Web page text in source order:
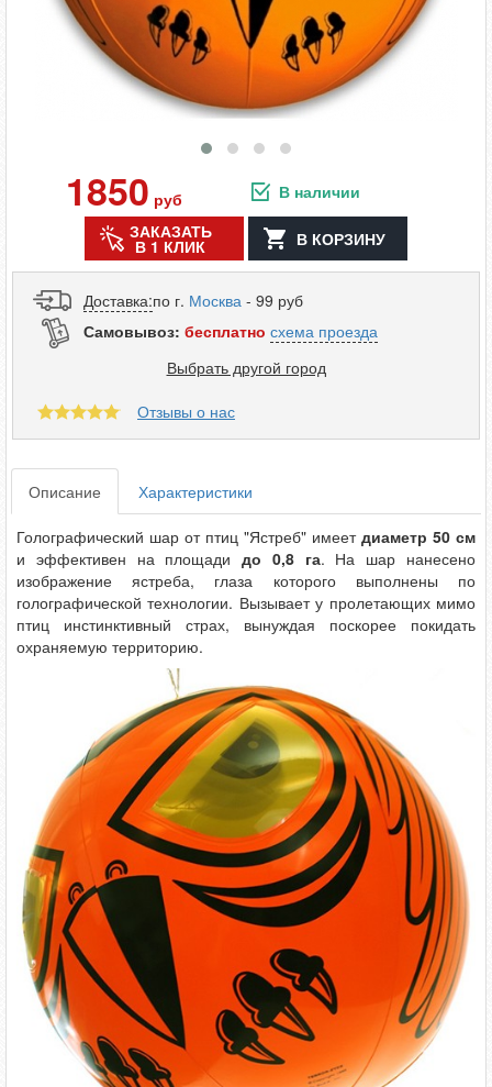
1850 руб
В наличии
ЗАКАЗАТЬ
В 1 КЛИК В КОРЗИНУ
Доставка:по г. Москва - 99 руб
Самовывоз: бесплатно схема проезда
Выбрать другой город
Отзывы о нас
Описание Характеристики
Голографический шар от птиц "Ястреб" имеет диаметр 50 см
и эффективен на площадидо 0,8 га. На шар нанесено
изображение ястреба, глаза которого выполнены по
голографической технологии. Вызывает у пролетающих мимо
птиц инстинктивный страх, вынуждая поскорее покидать
охраняемую территорию.